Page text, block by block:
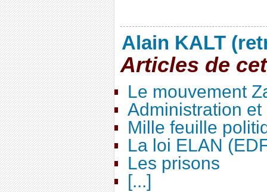
Alain KALT
Articles de
Le mouvement
Administration
Mille feuille
La loi ELAN
Les prisons
[...]